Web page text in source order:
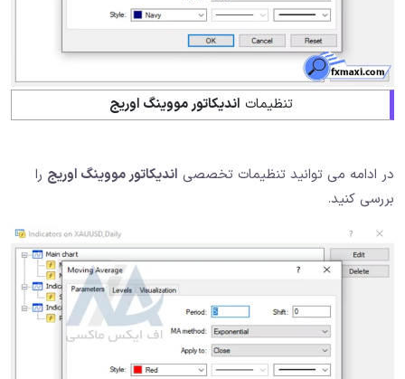
تنظیمات اندیکاتور مووینگ اوریج
در ادامه می توانید تنظیمات تخصصی اندیکاتور مووینگ اوریج را
بررسی کنید.